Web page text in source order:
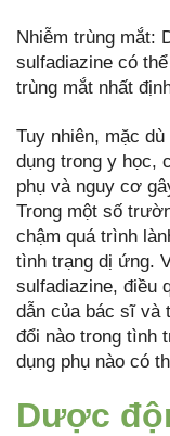
Nhiễm trùng mắt:
sulfadiazine có
trùng mắt nhất
Tuy nhiên, mặc
dụng trong y học,
phụ và nguy cơ
Trong một số
chậm quá trình
tình trạng dị ứng.
sulfadiazine, điều
dẫn của bác sĩ và
đổi nào trong tình
dụng phụ nào có
Dược